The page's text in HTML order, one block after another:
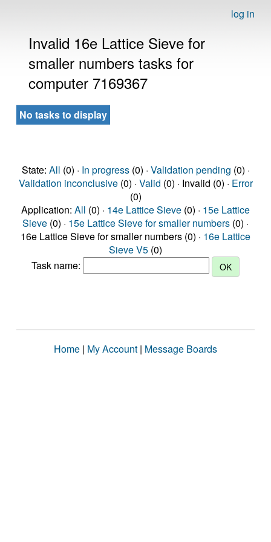
log in
Invalid 16e Lattice Sieve for
smaller numbers tasks for
computer 7169367
No tasks to display
State: All (0) · In progress(0) · Validation pending (0) ·
Validation inconclusive(0) · Valid (0) · Invalid (0) · Error
(0)
Application: All (0) · 14e Lattice Sieve (0) · 15e Lattice
Sieve (0) · 15e Lattice Sieve for smaller numbers (0) ·
16e Lattice Sieve for smaller numbers (0) · 16e Lattice
Sieve V5 (0)
Task name:
Home | My Account | Message Boards